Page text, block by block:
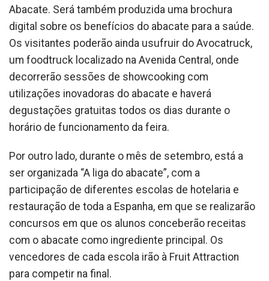
Abacate. Será também produzida uma brochura
digital sobre os benefícios do abacate para a saúde.
Os visitantes poderão ainda usufruir do Avocatruck,
um foodtruck localizado na Avenida Central, onde
decorrerão sessões de showcooking com
utilizações inovadoras do abacate e haverá
degustações gratuitas todos os dias durante o
horário de funcionamento da feira.
Por outro lado, durante o mês de setembro, está a
ser organizada “A liga do abacate”, com a
participação de diferentes escolas de hotelaria e
restauração de toda a Espanha, em que se realizarão
concursos em que os alunos conceberão receitas
com o abacate como ingrediente principal. Os
vencedores de cada escola irão à Fruit Attraction
para competir na final.